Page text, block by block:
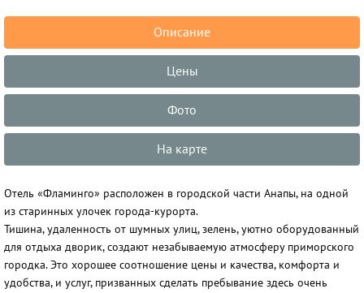
Описание
Цены
Фото
На карте
Отель «Фламинго» расположен в городской части Анапы, на одной
из старинных улочек города-курорта.
Тишина, удаленность от шумных улиц, зелень, уютно оборудованный
для отдыха дворик, создают незабываемую атмосферу приморского
городка. Это хорошее соотношение цены и качества, комфорта и
удобства, и услуг, призванных сделать пребывание здесь очень